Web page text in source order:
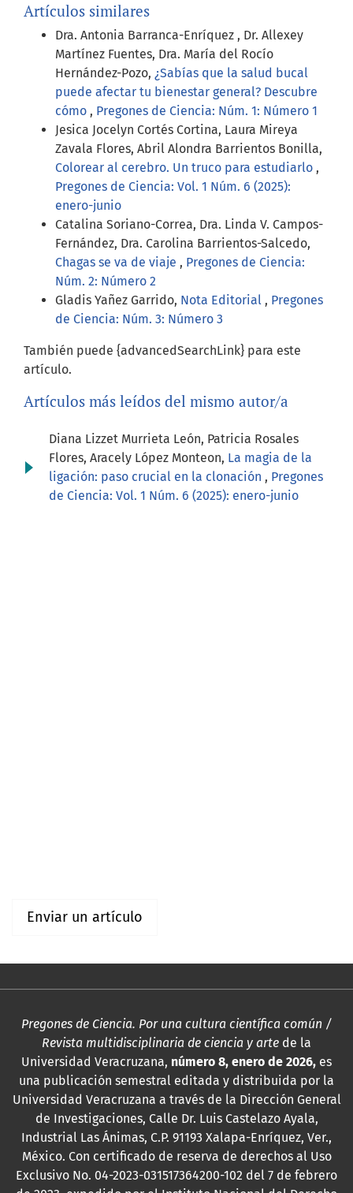
Artículos similares
Dra. Antonia Barranca-Enríquez , Dr. Allexey
Martínez Fuentes, Dra. María del Rocío
Hernández-Pozo, ¿Sabías que la salud bucal
puede afectar tu bienestar general? Descubre
cómo , Pregones de Ciencia: Núm. 1: Número 1
Jesica Jocelyn Cortés Cortina, Laura Mireya
Zavala Flores, Abril Alondra Barrientos Bonilla,
Colorear al cerebro. Un truco para estudiarlo ,
Pregones de Ciencia: Vol. 1 Núm. 6 (2025):
enero-junio
Catalina Soriano-Correa, Dra. Linda V. Campos-
Fernández, Dra. Carolina Barrientos-Salcedo,
Chagas se va de viaje , Pregones de Ciencia:
Núm. 2: Número 2
Gladis Yañez Garrido, Nota Editorial , Pregones
de Ciencia: Núm. 3: Número 3
También puede {advancedSearchLink} para este
artículo.
Artículos más leídos del mismo autor/a
Diana Lizzet Murrieta León, Patricia Rosales
Flores, Aracely López Monteon, La magia de la
ligación: paso crucial en la clonación , Pregones
de Ciencia: Vol. 1 Núm. 6 (2025): enero-junio
Enviar un artículo
Pregones de Ciencia. Por una cultura científica común /
Revista multidisciplinaria de ciencia y arte de la
Universidad Veracruzana, número 8, enero de 2026, es
una publicación semestral editada y distribuida por la
Universidad Veracruzana a través de la Dirección General
de Investigaciones, Calle Dr. Luis Castelazo Ayala,
Industrial Las Ánimas, C.P. 91193 Xalapa-Enríquez, Ver.,
México. Con certificado de reserva de derechos al Uso
Exclusivo No. 04-2023-031517364200-102 del 7 de febrero